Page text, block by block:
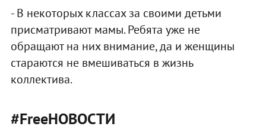
- В некоторых классах за своими детьми
присматривают мамы. Ребята уже не
обращают на них внимание, да и женщины
стараются не вмешиваться в жизнь
коллектива.
#FreeНОВОСТИ